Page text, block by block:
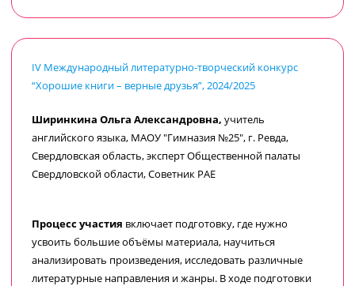
IV Международный литературно-творческий конкурс
“Хорошие книги – верные друзья”, 2024/2025
Ширинкина Ольга Александровна, учитель
английского языка, МАОУ "Гимназия №25", г. Ревда,
Свердловская область, эксперт Общественной палаты
Свердловской области, Советник РАЕ
Процесс участия включает подготовку, где нужно
усвоить большие объёмы материала, научиться
анализировать произведения, исследовать различные
литературные направления и жанры. В ходе подготовки